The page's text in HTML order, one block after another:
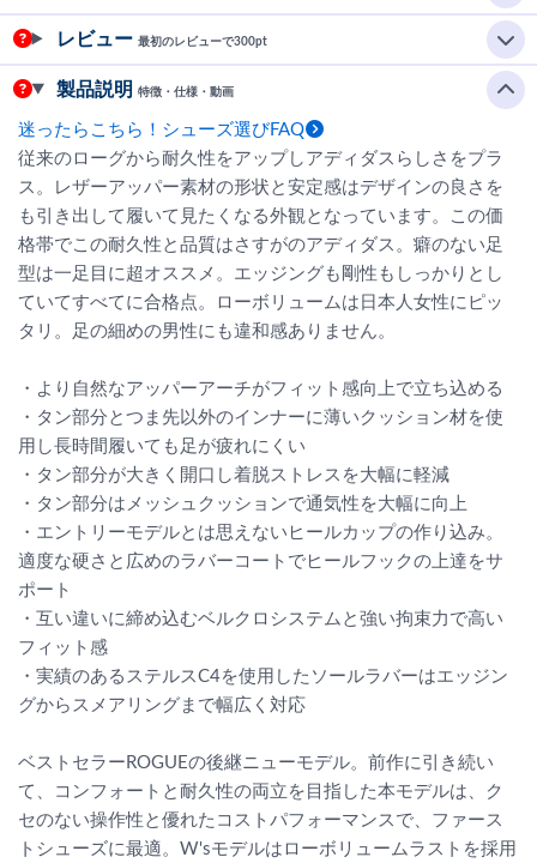
レビュー 最初のレビューで300pt
製品説明 特徴・仕様・動画
迷ったらこちら！シューズ選びFAQ
従来のローグから耐久性をアップしアディダスらしさをプラ
ス。レザーアッパー素材の形状と安定感はデザインの良さを
も引き出して履いて見たくなる外観となっています。この価
格帯でこの耐久性と品質はさすがのアディダス。癖のない足
型は一足目に超オススメ。エッジングも剛性もしっかりとし
ていてすべてに合格点。ローボリュームは日本人女性にピッ
タリ。足の細めの男性にも違和感ありません。
・より自然なアッパーアーチがフィット感向上で立ち込める
・タン部分とつま先以外のインナーに薄いクッション材を使
用し長時間履いても足が疲れにくい
・タン部分が大きく開口し着脱ストレスを大幅に軽減
・タン部分はメッシュクッションで通気性を大幅に向上
・エントリーモデルとは思えないヒールカップの作り込み。
適度な硬さと広めのラバーコートでヒールフックの上達をサ
ポート
・互い違いに締め込むベルクロシステムと強い拘束力で高い
フィット感
・実績のあるステルスC4を使用したソールラバーはエッジン
グからスメアリングまで幅広く対応
ベストセラーROGUEの後継ニューモデル。前作に引き続い
て、コンフォートと耐久性の両立を目指した本モデルは、ク
セのない操作性と優れたコストパフォーマンスで、ファース
トシューズに最適。W'sモデルはローボリュームラストを採用